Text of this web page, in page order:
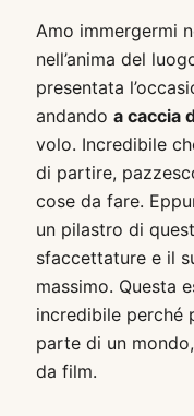
Amo immergermi
nell’anima del
presentata
andando a caccia
volo. Incredibile
di partire,
cose da fare.
un pilastro di
sfaccettature e il
massimo. Questa
incredibile perché
parte di un
da film.